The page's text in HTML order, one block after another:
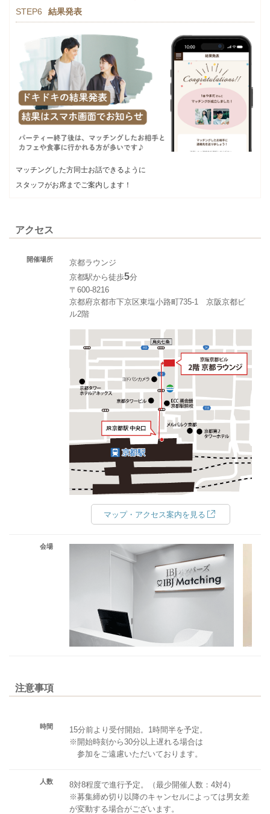
STEP6 結果発表
マッチングした方同士お話できるように
スタッフがお席までご案内します！
アクセス
開催場所
京都ラウンジ
京都駅から徒歩5分
〒600-8216
京都府京都市下京区東塩小路町735-1 京阪京都ビ
ル2階
マップ・アクセス案内を見る
会場
注意事項
時間
15分前より受付開始。1時間半を予定。
※開始時刻から30分以上遅れる場合は
参加をご遠慮いただいております。
人数
8対8程度で進行予定。（最少開催人数：4対4）
※募集締め切り以降のキャンセルによっては男女差
が変動する場合がございます。